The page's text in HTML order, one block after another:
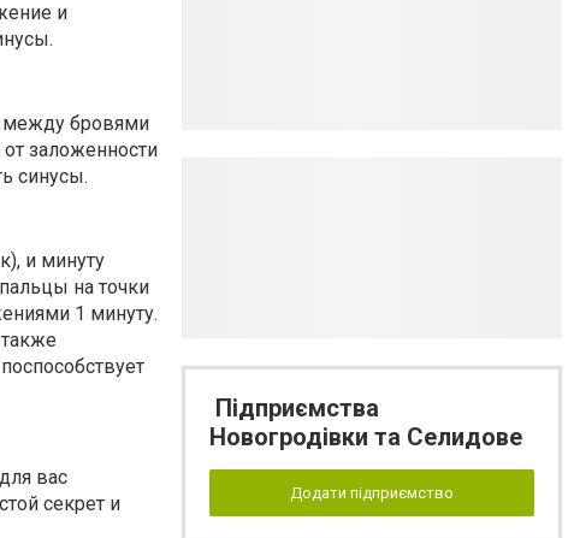
и
между бровями
заложенности
синусы.
и минуту
на точки
1 минуту.
вас
секрет и
Підприємства
Новогродівки та Селидове
Додати підприємство